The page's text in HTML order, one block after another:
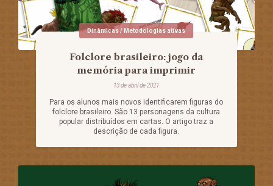
Dinâmicas / Metodologias ativas
Folclore brasileiro: jogo da
memória para imprimir
13 de abril de 2021
Para os alunos mais novos identificarem figuras do
folclore brasileiro. São 13 personagens da cultura
popular distribuídos em cartas. O artigo traz a
descrição de cada figura.